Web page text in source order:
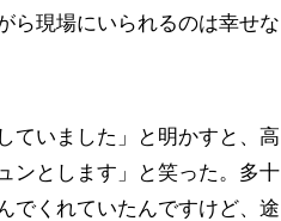
ら現場にいられるのは幸せな
ていました」と明かすと、高
ンとします」と笑った。多十
でくれていたんですけど、途